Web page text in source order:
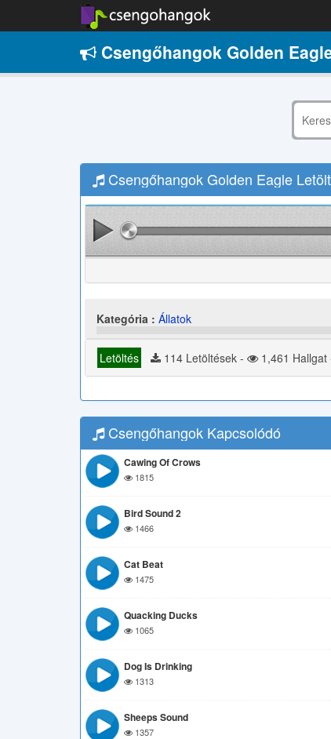
Csengőhangok Golden
Csengőhangok Golden Eagle
Kategória : Állatok
Letöltés 114 Letöltések - 1,461 Hallgat
Csengőhangok Kapcsolódó
Cawing Of Crows
1815
Bird Sound 2
1466
Cat Beat
1475
Quacking Ducks
1065
Dog Is Drinking
1313
Sheeps Sound
1357